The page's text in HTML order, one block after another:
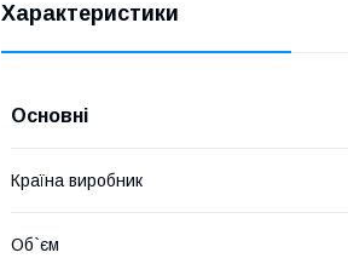
Характеристики
Основні
Країна виробник
Об`єм